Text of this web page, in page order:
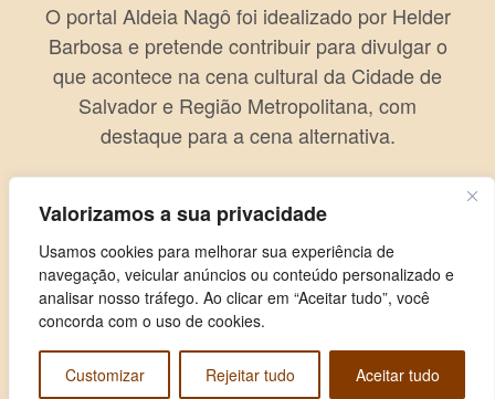
Valorizamos a sua privacidade
Usamos cookies para melhorar sua experiência de
navegação, veicular anúncios ou conteúdo personalizado e
analisar nosso tráfego. Ao clicar em “Aceitar tudo”, você
concorda com o uso de cookies.
Customizar Rejeitar tudo Aceitar tudo
O portal Aldeia Nagô foi idealizado por Helder
Barbosa e pretende contribuir para divulgar o
que acontece na cena cultural da Cidade de
Salvador e Região Metropolitana, com
destaque para a cena alternativa.
Copyright © 2026 Aldeia Nagô. Todos os direitos reservados.